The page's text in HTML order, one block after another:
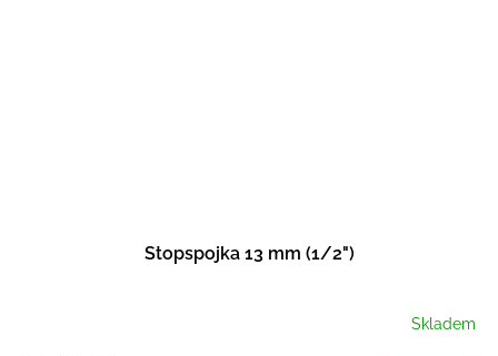
Stopspojka 13 mm (1/2")
Skladem